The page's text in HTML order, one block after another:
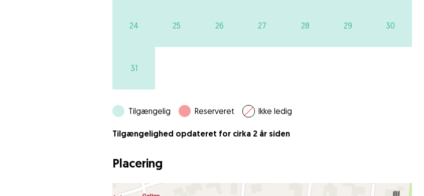
24 25 26 27 28 29 30
31
Tilgængelig Reserveret Ikke ledig
Tilgængelighed opdateret for cirka 2 år siden
Placering